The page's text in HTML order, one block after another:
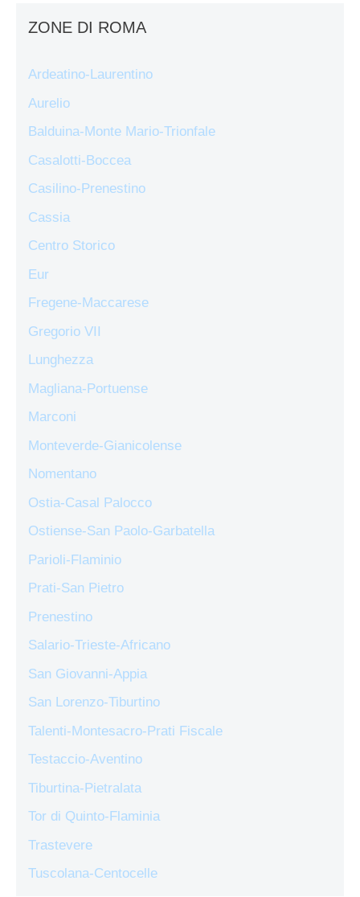
ZONE DI ROMA
Ardeatino-Laurentino
Aurelio
Balduina-Monte Mario-Trionfale
Casalotti-Boccea
Casilino-Prenestino
Cassia
Centro Storico
Eur
Fregene-Maccarese
Gregorio VII
Lunghezza
Magliana-Portuense
Marconi
Monteverde-Gianicolense
Nomentano
Ostia-Casal Palocco
Ostiense-San Paolo-Garbatella
Parioli-Flaminio
Prati-San Pietro
Prenestino
Salario-Trieste-Africano
San Giovanni-Appia
San Lorenzo-Tiburtino
Talenti-Montesacro-Prati Fiscale
Testaccio-Aventino
Tiburtina-Pietralata
Tor di Quinto-Flaminia
Trastevere
Tuscolana-Centocelle